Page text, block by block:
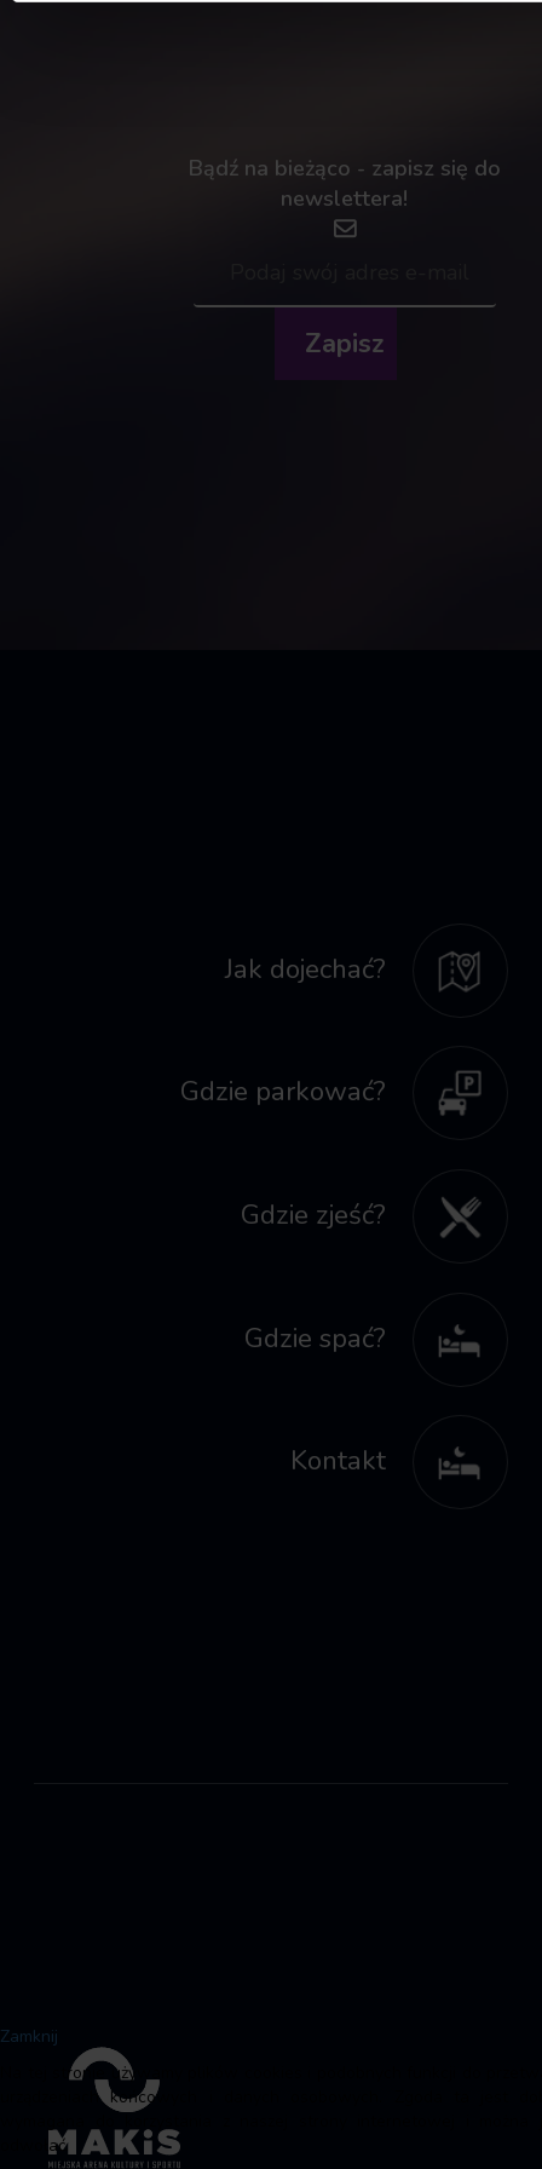
Bądź na bieżąco - zapisz się do
newslettera!
Jak dojechać?
Gdzie parkować?
Gdzie zjeść?
Gdzie spać?
Kontakt
Zamknij
Na tej stronie używamy plików cookies i podobnych funkcji do
urządzeniach końcowych i danych osobowych. Zgoda ta jest
odwołać.